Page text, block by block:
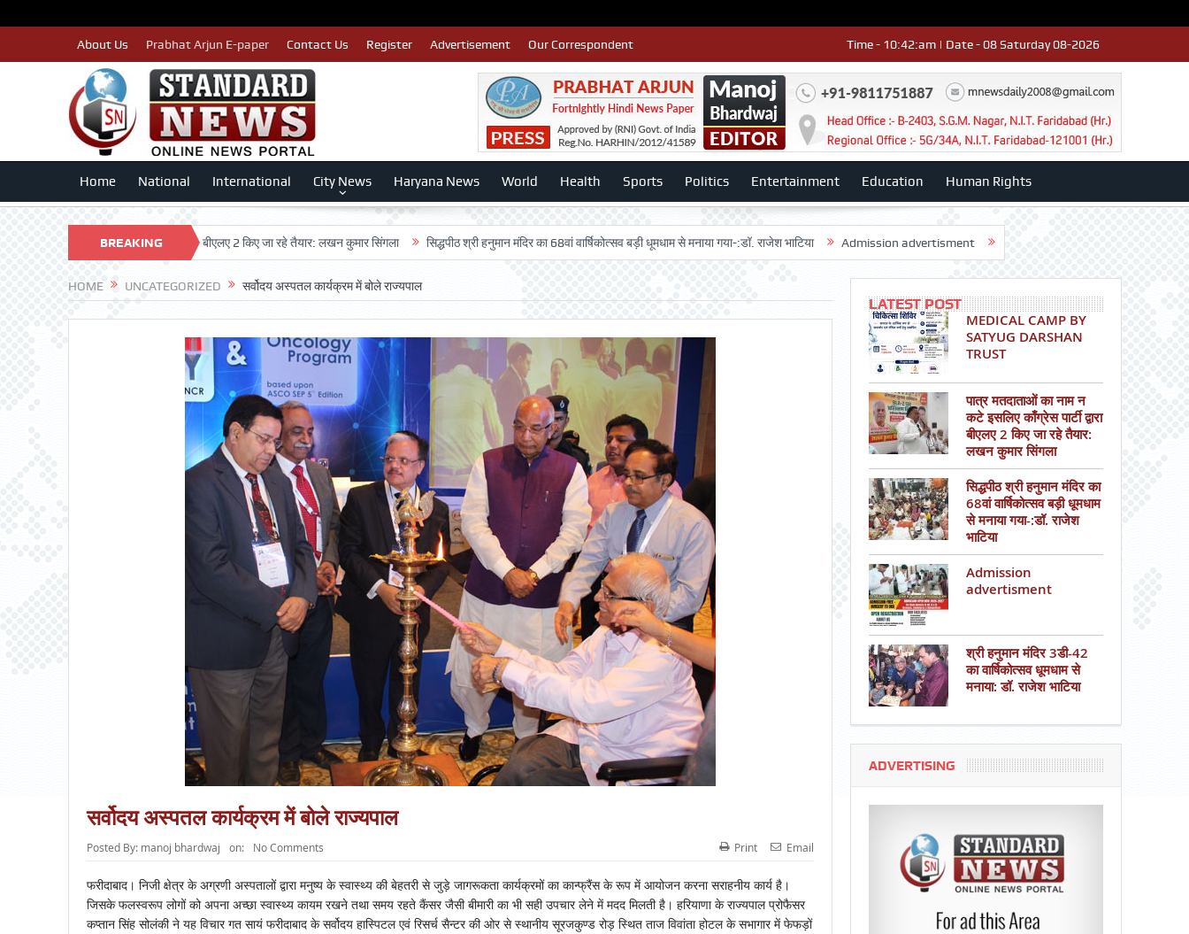
About Us Prabhat Arjun E-paper Contact Us Register Advertisement Our Correspondent Time - 10:42:am | Date - 08 Saturday 08-2026
Home National International City News Haryana News World Health Sports Politics Entertainment Education Human Rights
BREAKING
NEWS
न कटे इसलिए काँग्रेस पार्टी द्वारा बीएलए 2 किए जा रहे तैयार: लखन कुमार सिंगला सिद्धपीठ श्री हनुमान मंदिर का 68वां वार्षिकोत्सव बड़ी धूमधाम से मनाया गया-:डॉ. राजेश भाटिया Admission advertisment श्री हनुमान मंदिर 3डी-42 का वार्षिकोत्सव धूमधाम से
HOME UNCATEGORIZED सर्वोदय अस्पतल कार्यक्रम में बोले राज्यपाल
सर्वोदय अस्पतल कार्यक्रम में बोले राज्यपाल
Posted By: manoj bhardwaj on: No Comments Print Email
फरीदाबाद। निजी क्षेत्र के अग्रणी अस्पतालों द्वारा मनुष्य के स्वास्थ्य की बेहतरी से जुड़े जागरूकता कार्यक्रमों का कान्फ्रैंस के रूप में आयोजन करना सराहनीय कार्य है।
जिसके फलस्वरूप लोगों को अपना अच्छा स्वास्थ्य कायम रखने तथा समय रहते कैंसर जैसी बीमारी का भी सही उपचार लेने में मदद मिलती है। हरियाणा के राज्यपाल प्रोफैसर
कप्तान सिंह सोलंकी ने यह विचार गत सायं फरीदाबाद के सर्वोदय हास्पिटल एवं रिसर्च सैन्टर की ओर से स्थानीय सूरजकुण्ड रोड़ स्थित ताज विवांता होटल के सभागार में फेफड़ों
LATEST POST
MEDICAL CAMP BY
SATYUG DARSHAN
TRUST
पात्र मतदाताओं का नाम न
कटे इसलिए काँग्रेस पार्टी द्वारा
बीएलए 2 किए जा रहे तैयार:
लखन कुमार सिंगला
सिद्धपीठ श्री हनुमान मंदिर का
68वां वार्षिकोत्सव बड़ी धूमधाम
से मनाया गया-:डॉ. राजेश
भाटिया
Admission
advertisment
श्री हनुमान मंदिर 3डी-42
का वार्षिकोत्सव धूमधाम से
मनाया: डॉ. राजेश भाटिया
ADVERTISING